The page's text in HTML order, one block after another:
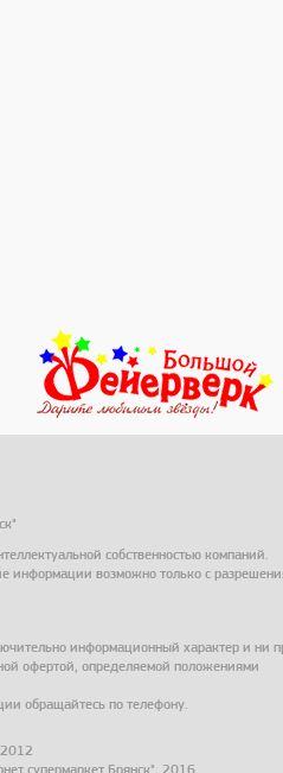
собственностью компаний.
информации возможно только с
информационный характер и ни
офертой, определяемой положениями
обращайтесь по телефону.
супермаркет Брянск", 2016